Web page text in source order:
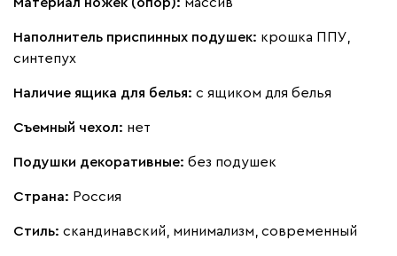
Букле 3459
Терра
Альтеа
Наполнитель приспинных подушек: крошка ППУ,
синтепух
Наличие ящика для белья: с ящиком для белья
Съемный чехол: нет
Подушки декоративные: без подушек
Страна: Россия
Стиль: скандинавский, минимализм, современный